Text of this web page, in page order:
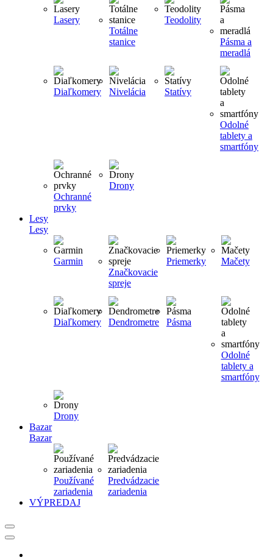
Lasery
Totálne
stanice
Teodolity
Pásma a
meradlá
Diaľkomery Nivelácia Statívy
Odolné
tablety a
smartfóny
Ochranné
prvky
Drony
Lesy
Lesy
Garmin
Značkovacie
spreje
Priemerky Mačety
Diaľkomery Dendrometre Pásma
Odolné
tablety a
smartfóny
Drony
Bazar
Bazar
Používané
zariadenia
Predvádzacie
zariadenia
VÝPREDAJ